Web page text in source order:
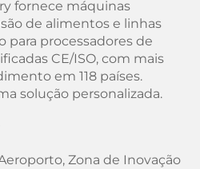
fornece máquinas
de alimentos e linhas
para processadores de
CE/ISO, com mais
em 118 países.
solução personalizada.
Aeroporto, Zona de Inovação